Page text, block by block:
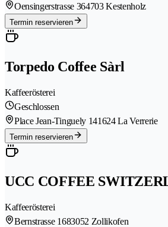
Oensingerstrasse 364703 Kestenholz
Termin reservieren
Torpedo Coffee Sàrl
Kaffeerösterei
Geschlossen
Place Jean-Tinguely 141624 La Verrerie
Termin reservieren
UCC COFFEE
Kaffeerösterei
Bernstrasse 1683052 Zollikofen